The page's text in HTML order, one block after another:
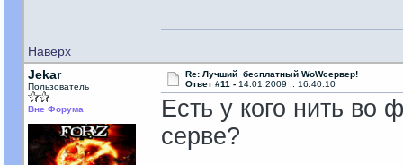
Наверх
Jekar
Пользователь
Вне Форума
Re: Лучший бесплатный WoWсервер!
Ответ #11 - 14.01.2009 :: 16:40:10
Есть у кого нить во
серве?